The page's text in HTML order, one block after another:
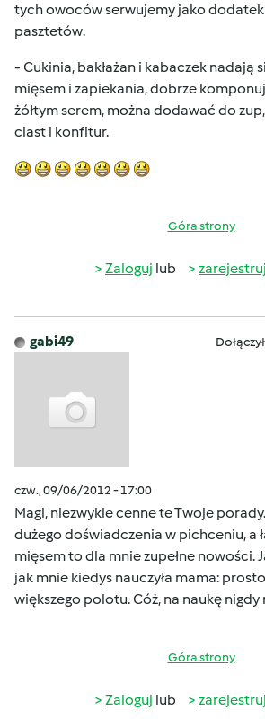
tych owoców serwujemy jako dodatek
pasztetów.
- Cukinia, bakłażan i kabaczek nadają
mięsem i zapiekania, dobrze
żółtym serem, można dodawać do
ciast i konfitur.
Góra strony
Zaloguj lub
gabi49
czw., 09/06/2012 - 17:00
Magi, niezwykle cenne te Twoje
dużego doświadczenia w pichceniu, a
mięsem to dla mnie zupełne nowości.
jak mnie kiedys nauczyła mama:
większego polotu. Cóż, na naukę nigdy
Góra strony
Zaloguj lub